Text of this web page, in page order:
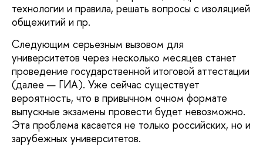
технологии и правила, решать вопросы с изоляцией
общежитий и пр.
Следующим серьезным вызовом для
университетов через несколько месяцев станет
проведение государственной итоговой аттестации
(далее — ГИА). Уже сейчас существует
вероятность, что в привычном очном формате
выпускные экзамены провести будет невозможно.
Эта проблема касается не только российских, но и
зарубежных университетов.